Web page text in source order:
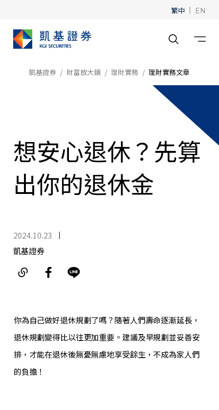
繁中 | EN
凱基證券 財富放大鏡 理財實務 理財實務文章
想安心退休？先算
出你的退休金
2024.10.23
凱基證券
你為自己做好退休規劃了嗎？隨著人們壽命逐漸延長，
退休規劃變得比以往更加重要。建議及早規劃並妥善安
排，才能在退休後無憂無慮地享受餘生，不成為家人們
的負擔！